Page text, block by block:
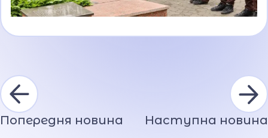
Попередня новина Наступна новина